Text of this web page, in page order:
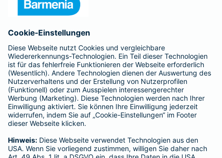
Um Ihnen die Auswahl der Anbieter zu erleichtern, haben wir vorab
Anbieter verglichen, getestet und Vorteile für Sie vereinbart. Sowohl
bei FirstVet als auch bei Pfotendoctor profitieren Sie von einer
Direktabrechnung. Die Kosten werden also direkt zwischen dem
Anbieter und uns abgerechnet.
Für mehr Infos zu den Anbietern klicken Sie auf die Logos.